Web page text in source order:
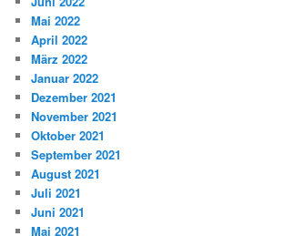
Mai 2022
April 2022
März 2022
Januar 2022
Dezember 2021
November 2021
Oktober 2021
September 2021
August 2021
Juli 2021
Juni 2021
Mai 2021